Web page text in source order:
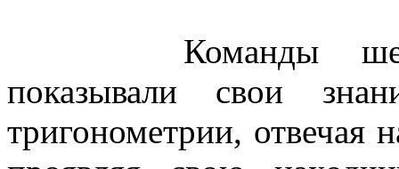
Команды
показывали свои
тригонометрии, отвечая